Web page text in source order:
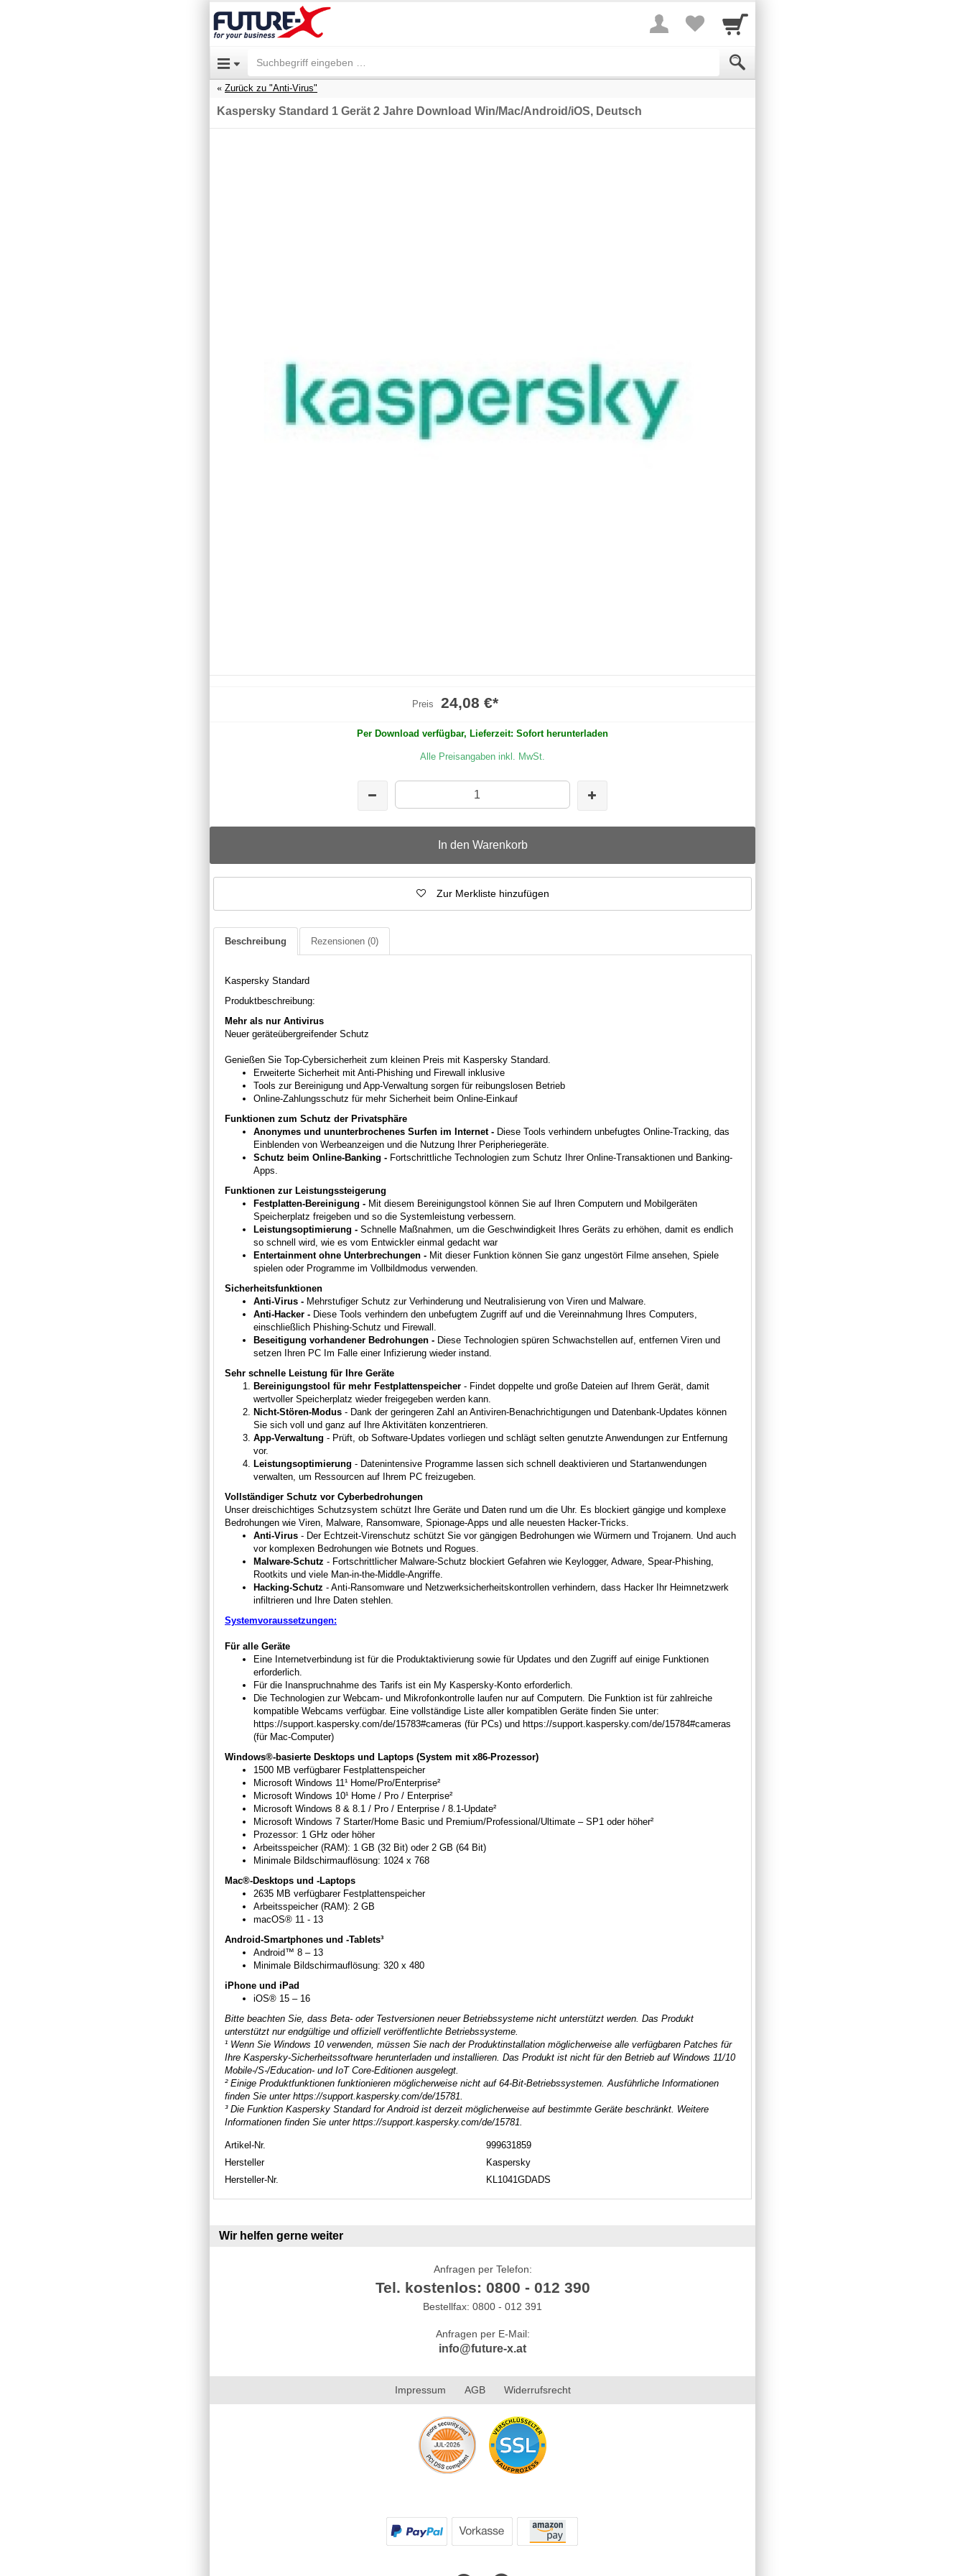
Zurück zu "Anti-Virus"
Kaspersky Standard 1 Gerät 2 Jahre Download Win/Mac/Android/iOS, Deutsch
Preis 24,08 €*
Per Download verfügbar, Lieferzeit: Sofort herunterladen
Alle Preisangaben inkl. MwSt.
In den Warenkorb
Zur Merkliste hinzufügen
Beschreibung Rezensionen (0)
Kaspersky Standard
Produktbeschreibung:
Mehr als nur Antivirus
Neuer geräteübergreifender Schutz
Genießen Sie Top-Cybersicherheit zum kleinen Preis mit Kaspersky Standard.
Erweiterte Sicherheit mit Anti-Phishing und Firewall inklusive
Tools zur Bereinigung und App-Verwaltung sorgen für reibungslosen Betrieb
Online-Zahlungsschutz für mehr Sicherheit beim Online-Einkauf
Funktionen zum Schutz der Privatsphäre
Anonymes und ununterbrochenes Surfen im Internet - Diese Tools verhindern unbefugtes Online-Tracking, das
Einblenden von Werbeanzeigen und die Nutzung Ihrer Peripheriegeräte.
Schutz beim Online-Banking - Fortschrittliche Technologien zum Schutz Ihrer Online-Transaktionen und Banking-
Apps.
Funktionen zur Leistungs­steigerung
Festplatten-Bereinigung - Mit diesem Bereinigungstool können Sie auf Ihren Computern und Mobilgeräten
Speicherplatz freigeben und so die Systemleistung verbessern.
Leistungsoptimierung - Schnelle Maßnahmen, um die Geschwindigkeit Ihres Geräts zu erhöhen, damit es endlich
so schnell wird, wie es vom Entwickler einmal gedacht war
Entertainment ohne Unterbrechungen - Mit dieser Funktion können Sie ganz ungestört Filme ansehen, Spiele
spielen oder Programme im Vollbildmodus verwenden.
Sicherheits­funktionen
Anti-Virus - Mehrstufiger Schutz zur Verhinderung und Neutralisierung von Viren und Malware.
Anti-Hacker - Diese Tools verhindern den unbefugtem Zugriff auf und die Vereinnahmung Ihres Computers,
einschließlich Phishing-Schutz und Firewall.
Beseitigung vorhandener Bedrohungen - Diese Technologien spüren Schwachstellen auf, entfernen Viren und
setzen Ihren PC Im Falle einer Infizierung wieder instand.
Sehr schnelle Leistung für Ihre Geräte
Bereinigungstool für mehr Festplattenspeicher - Findet doppelte und große Dateien auf Ihrem Gerät, damit
wertvoller Speicherplatz wieder freigegeben werden kann.
Nicht-Stören-Modus - Dank der geringeren Zahl an Antiviren-Benachrichtigungen und Datenbank-Updates können
Sie sich voll und ganz auf Ihre Aktivitäten konzentrieren.
App-Verwaltung - Prüft, ob Software-Updates vorliegen und schlägt selten genutzte Anwendungen zur Entfernung
vor.
Leistungsoptimierung - Datenintensive Programme lassen sich schnell deaktivieren und Startanwendungen
verwalten, um Ressourcen auf Ihrem PC freizugeben.
Vollständiger Schutz vor Cyberbedrohungen
Unser dreischichtiges Schutzsystem schützt Ihre Geräte und Daten rund um die Uhr. Es blockiert gängige und komplexe
Bedrohungen wie Viren, Malware, Ransomware, Spionage-Apps und alle neuesten Hacker-Tricks.
Anti-Virus - Der Echtzeit-Virenschutz schützt Sie vor gängigen Bedrohungen wie Würmern und Trojanern. Und auch
vor komplexen Bedrohungen wie Botnets und Rogues.
Malware-Schutz - Fortschrittlicher Malware-Schutz blockiert Gefahren wie Keylogger, Adware, Spear-Phishing,
Rootkits und viele Man-in-the-Middle-Angriffe.
Hacking-Schutz - Anti-Ransomware und Netzwerksicherheitskontrollen verhindern, dass Hacker Ihr Heimnetzwerk
infiltrieren und Ihre Daten stehlen.
Systemvoraussetzungen:
Für alle Geräte
Eine Internetverbindung ist für die Produktaktivierung sowie für Updates und den Zugriff auf einige Funktionen
erforderlich.
Für die Inanspruchnahme des Tarifs ist ein My Kaspersky-Konto erforderlich.
Die Technologien zur Webcam- und Mikrofonkontrolle laufen nur auf Computern. Die Funktion ist für zahlreiche
kompatible Webcams verfügbar. Eine vollständige Liste aller kompatiblen Geräte finden Sie unter:
https://support.kaspersky.com/de/15783#cameras (für PCs) und https://support.kaspersky.com/de/15784#cameras
(für Mac-Computer)
Windows®-basierte Desktops und Laptops (System mit x86-Prozessor)
1500 MB verfügbarer Festplattenspeicher
Microsoft Windows 11¹ Home/Pro/Enterprise²
Microsoft Windows 10¹ Home / Pro / Enterprise²
Microsoft Windows 8 & 8.1 / Pro / Enterprise / 8.1-Update²
Microsoft Windows 7 Starter/Home Basic und Premium/Professional/Ultimate – SP1 oder höher²
Prozessor: 1 GHz oder höher
Arbeitsspeicher (RAM): 1 GB (32 Bit) oder 2 GB (64 Bit)
Minimale Bildschirmauflösung: 1024 x 768
Mac®-Desktops und -Laptops
2635 MB verfügbarer Festplattenspeicher
Arbeitsspeicher (RAM): 2 GB
macOS® 11 - 13
Android-Smartphones und -Tablets³
Android™ 8 – 13
Minimale Bildschirmauflösung: 320 x 480
iPhone und iPad
iOS® 15 – 16
Bitte beachten Sie, dass Beta- oder Testversionen neuer Betriebssysteme nicht unterstützt werden. Das Produkt
unterstützt nur endgültige und offiziell veröffentlichte Betriebssysteme.
¹ Wenn Sie Windows 10 verwenden, müssen Sie nach der Produktinstallation möglicherweise alle verfügbaren Patches für
Ihre Kaspersky-Sicherheitssoftware herunterladen und installieren. Das Produkt ist nicht für den Betrieb auf Windows 11/10
Mobile-/S-/Education- und IoT Core-Editionen ausgelegt.
² Einige Produktfunktionen funktionieren möglicherweise nicht auf 64-Bit-Betriebssystemen. Ausführliche Informationen
finden Sie unter https://support.kaspersky.com/de/15781.
³ Die Funktion Kaspersky Standard for Android ist derzeit möglicherweise auf bestimmte Geräte beschränkt. Weitere
Informationen finden Sie unter https://support.kaspersky.com/de/15781.
Artikel-Nr.
999631859
Hersteller
Kaspersky
Hersteller-Nr.
KL1041GDADS
Wir helfen gerne weiter
Anfragen per Telefon:
Tel. kostenlos: 0800 - 012 390
Bestellfax: 0800 - 012 391
Anfragen per E-Mail:
info@future-x.at
Impressum AGB Widerrufsrecht